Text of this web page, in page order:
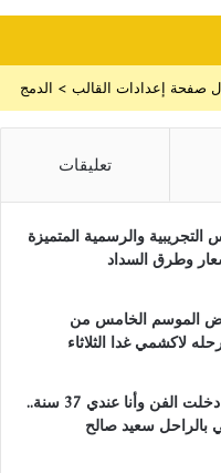
تعليقات
والرسمية المتميزة
الموسم الخامس من
لاكشمي غدا الثلاثاء
مريم سعيد صالح: دخلت الفن وأنا عندي 37 سنة..
بالراحل سعيد صالح